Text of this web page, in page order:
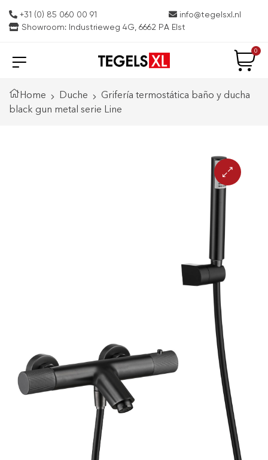
+31 (0) 85 060 00 91
info@tegelsxl.nl
Showroom: Industrieweg 4G, 6662 PA Elst
0
Home Duche
Grifería termostática baño y ducha
black gun metal serie Line